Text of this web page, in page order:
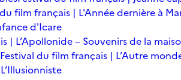
film français | L'Année dernière à
d'Icare
| L’Apollonide – Souvenirs de la
Festival du film français | L’Autre